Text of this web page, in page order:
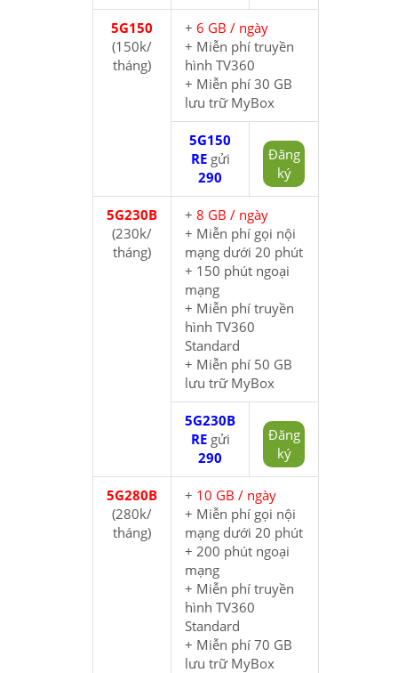
5G150
(150k/
tháng)
+ 6 GB / ngày
+ Miễn phí truyền
hình TV360
+ Miễn phí 30 GB
lưu trữ MyBox
5G150
RE gửi
290
Đăng
ký
5G230B
(230k/
tháng)
+ 8 GB / ngày
+ Miễn phí gọi nội
mạng dưới 20 phút
+ 150 phút ngoại
mạng
+ Miễn phí truyền
hình TV360
Standard
+ Miễn phí 50 GB
lưu trữ MyBox
5G230B
REgửi
290
Đăng
ký
5G280B
(280k/
tháng)
+ 10 GB / ngày
+ Miễn phí gọi nội
mạng dưới 20 phút
+ 200 phút ngoại
mạng
+ Miễn phí truyền
hình TV360
Standard
+ Miễn phí 70 GB
lưu trữ MyBox